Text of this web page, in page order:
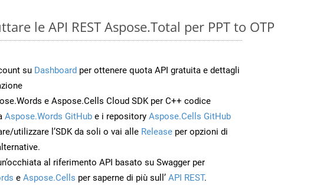
le API REST Aspose.Total per PPT to OTP
su Dashboard per ottenere quota API gratuita e dettagli
e Aspose.Cells Cloud SDK per C++ codice
Aspose.Words GitHub e i repository Aspose.Cells GitHub
utilizzare l’SDK da soli o vai alle Release per opzioni di
al riferimento API basato su Swagger per
e Aspose.Cells per saperne di più sull’ API REST.